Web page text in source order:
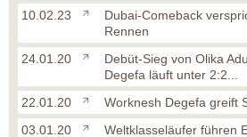
10.02.23
Dubai-Comeback
Rennen
24.01.20
Debüt-Sieg von Olika
Degefa läuft unter 2:2...
22.01.20
Worknesh Degefa greift
03.01.20
Weltklasseläufer führen